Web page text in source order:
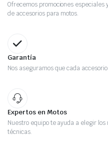
Ofrecemos promociones
de accesorios para motos.
Garantía
Nos aseguramos que cada
Expertos en Motos
Nuestro equipo te ayuda a elegir
técnicas.